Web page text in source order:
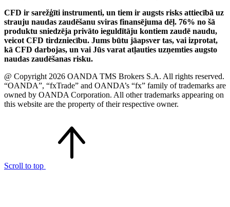
CFD ir sarežģīti instrumenti, un tiem ir augsts risks attiecībā uz
strauju naudas zaudēšanu sviras finansējuma dēļ. 76% no šā
produktu sniedzēja privāto ieguldītāju kontiem zaudē naudu,
veicot CFD tirdzniecību. Jums būtu jāapsver tas, vai izprotat,
kā CFD darbojas, un vai Jūs varat atļauties uzņemties augsto
naudas zaudēšanas risku.
@ Copyright 2026 OANDA TMS Brokers S.A. All rights reserved.
“OANDA”, “fxTrade” and OANDA’s “fx” family of trademarks are
owned by OANDA Corporation. All other trademarks appearing on
this website are the property of their respective owner.
Scroll to top